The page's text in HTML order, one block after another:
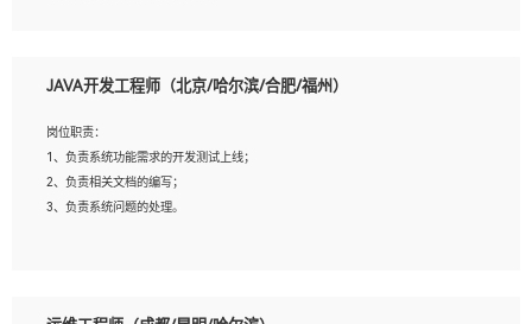
岗位要求：
2、精通linux命令。
3、熟悉oracle、mysql 数据库。
4、善于沟通，具有良好的团队合作精神和协作能力。
5、必须有实际的生产环境系统维护经验。
JAVA开发工程师（北京/哈尔滨/合肥/福州）
岗位职责：
1、负责系统功能需求的开发测试上线；
2、负责相关文档的编写；
3、负责系统问题的处理。